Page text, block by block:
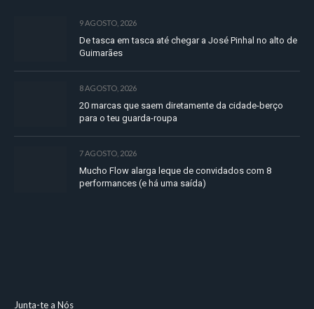
9 AGOSTO, 2026
De tasca em tasca até chegar a José Pinhal no alto de
Guimarães
8 AGOSTO, 2026
20 marcas que saem diretamente da cidade-berço
para o teu guarda-roupa
7 AGOSTO, 2026
Mucho Flow alarga leque de convidados com 8
performances (e há uma saída)
Junta-te a Nós